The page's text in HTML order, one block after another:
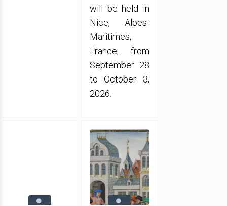
will be held in
Nice, Alpes-
Maritimes,
France, from
September 28
to October 3,
2026.